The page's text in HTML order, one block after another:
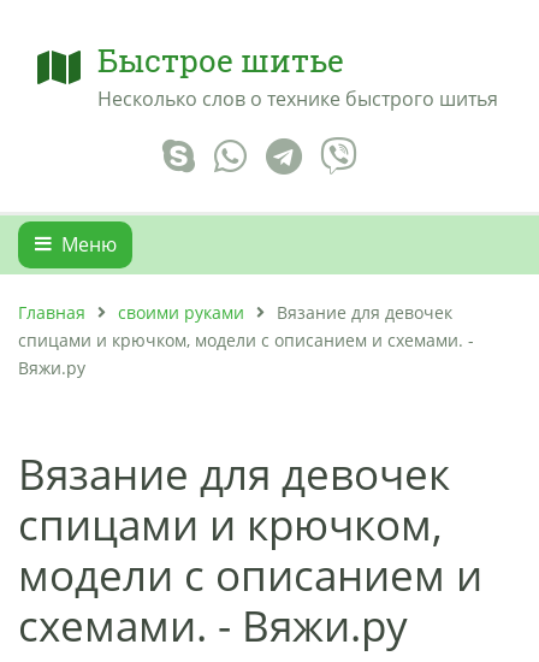
Быстрое шитье
Несколько слов о технике быстрого шитья
Меню
Главная своими руками
Вязание для девочек
спицами и крючком, модели с описанием и схемами. -
Вяжи.ру
Вязание для девочек
спицами и крючком,
модели с описанием и
схемами. - Вяжи.ру